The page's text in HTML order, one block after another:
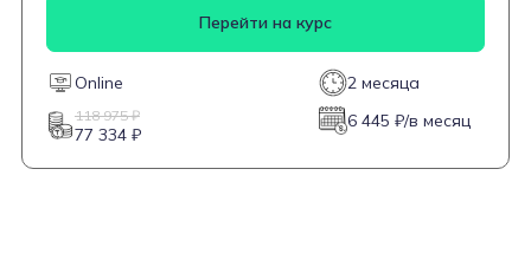
кейсах. Обучение длится 2 месяца, после чего
студенты получают доступ к материалам навсегда.
Перейти на курс
Online 2 месяца
118 975 ₽
77 334 ₽
6 445 ₽/в месяц